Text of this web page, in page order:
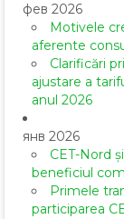
фев 2026
Motivele
aferente
Clarificări
ajustare a
anul 2026
янв 2026
CET-Nord
beneficiul
Primele
participarea